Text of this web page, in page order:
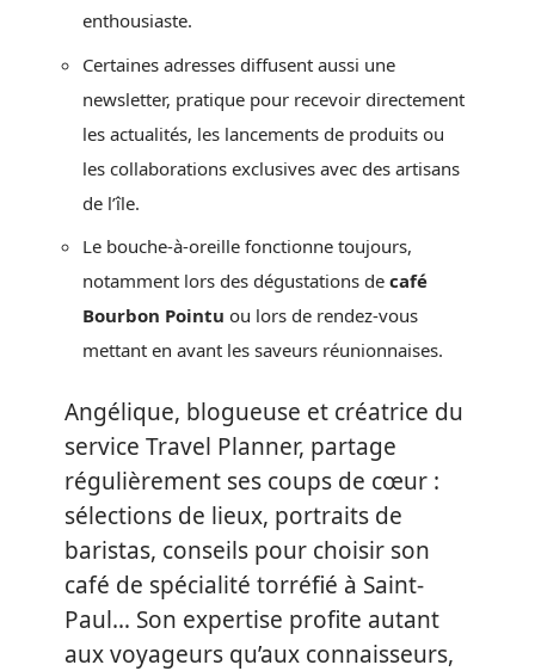
enthousiaste.
Certaines adresses diffusent aussi une
newsletter, pratique pour recevoir directement
les actualités, les lancements de produits ou
les collaborations exclusives avec des artisans
de l’île.
Le bouche-à-oreille fonctionne toujours,
notamment lors des dégustations de café
Bourbon Pointu ou lors de rendez-vous
mettant en avant les saveurs réunionnaises.
Angélique, blogueuse et créatrice du
service Travel Planner, partage
régulièrement ses coups de cœur :
sélections de lieux, portraits de
baristas, conseils pour choisir son
café de spécialité torréfié à Saint-
Paul… Son expertise profite autant
aux voyageurs qu’aux connaisseurs,